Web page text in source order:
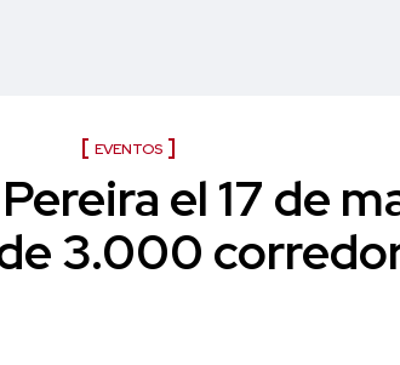
EVENTOS
el 17 de
3.000